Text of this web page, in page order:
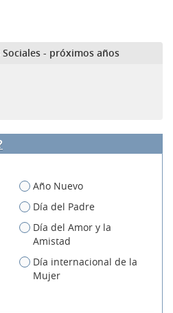
- próximos años
Año Nuevo
Día del Padre
Día del Amor y la
Amistad
Día internacional de la
Mujer